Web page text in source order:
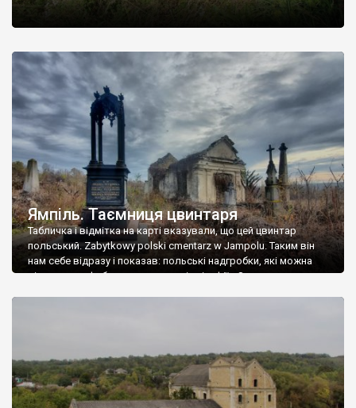
Ямпіль. Таємниця цвинтаря
Табличка і відмітка на карті вказували, що цей цвинтар
польський. Zabytkowy polski cmentarz w Jampolu. Таким він
нам себе відразу і показав: польські надгробки, які можна
віднести до фабричних, польські епітафії… Загалом цвинтар